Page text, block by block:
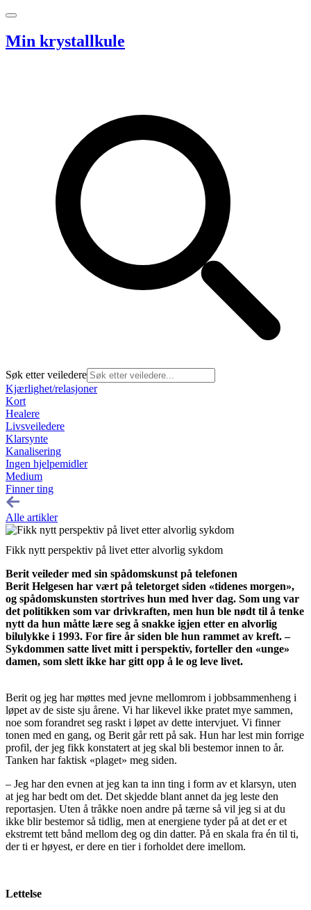
Hopp til innhold
Min krystallkule
Søk etter veiledere
Kjærlighet/relasjoner
Kort
Healere
Livsveiledere
Klarsynte
Kanalisering
Ingen hjelpemidler
Medium
Finner ting
Alle artikler
Fikk nytt perspektiv på livet etter alvorlig sykdom
Berit veileder med sin spådomskunst på telefonen
Berit Helgesen har vært på teletorget siden «tidenes morgen»,
og spådomskunsten stortrives hun med hver dag. Som ung var
det politikken som var drivkraften, men hun ble nødt til å tenke
nytt da hun måtte lære seg å snakke igjen etter en alvorlig
bilulykke i 1993. For fire år siden ble hun rammet av kreft. –
Sykdommen satte livet mitt i perspektiv, forteller den «unge»
damen, som slett ikke har gitt opp å le og leve livet.
Berit og jeg har møttes med jevne mellomrom i jobbsammenheng i
løpet av de siste sju årene. Vi har likevel ikke pratet mye sammen,
noe som forandret seg raskt i løpet av dette intervjuet. Vi finner
tonen med en gang, og Berit går rett på sak. Hun har lest min forrige
profil, der jeg fikk konstatert at jeg skal bli bestemor innen to år.
Tanken har faktisk «plaget» meg siden.
– Jeg har den evnen at jeg kan ta inn ting i form av et klarsyn, uten
at jeg har bedt om det. Det skjedde blant annet da jeg leste den
reportasjen. Uten å tråkke noen andre på tærne så vil jeg si at du
ikke blir bestemor så tidlig, men at energiene tyder på at det er et
ekstremt tett bånd mellom deg og din datter. På en skala fra én til ti,
der ti er høyest, er dere en tier i forholdet dere imellom.
Lettelse